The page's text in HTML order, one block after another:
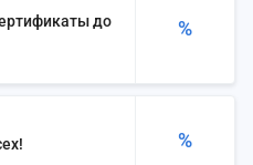
%
до
%